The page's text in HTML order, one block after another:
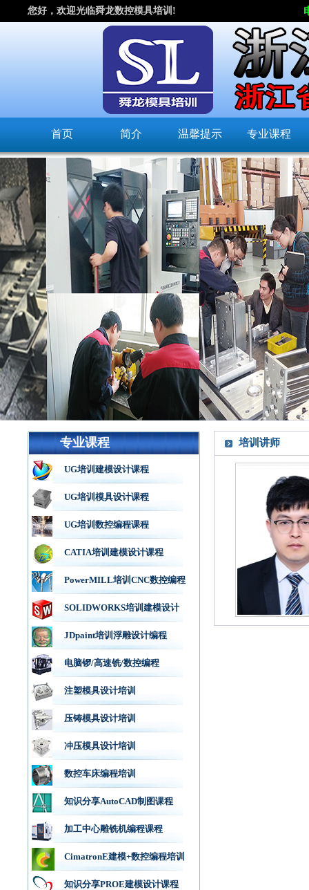
您好，欢迎光临舜龙数控模具培训!
首页 简介 温馨提示 专业课程
专业课程
UG培训建模设计课程
UG培训模具设计课程
UG培训数控编程课程
CATIA培训建模设计课程
PowerMILL培训CNC数控编程
SOLIDWORKS培训建模设计
JDpaint培训浮雕设计编程
电脑锣/高速铣/数控编程
注塑模具设计培训
压铸模具设计培训
冲压模具设计培训
数控车床编程培训
知识分享AutoCAD制图课程
加工中心雕铣机编程课程
CimatronE建模+数控编程培训
知识分享PROE建模设计课程
培训讲师